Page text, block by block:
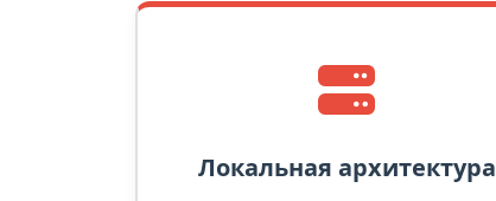
Локальная архитектура